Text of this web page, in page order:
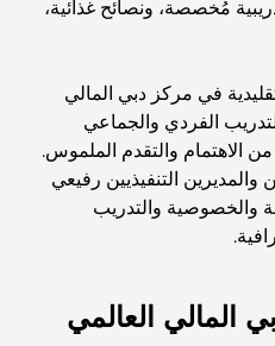
للحياة المجتمعية العصرية
الطعام الفاخر بالثقافة
مفهوم الخياطة الفاخرة
مُخصصة، ونصائح غذائية،
في مركز دبي المالي
الفردي والجماعي
الاهتمام والتقدم الملموس.
والمديرين التنفيذيين رفيعي
والخصوصية والتدريب